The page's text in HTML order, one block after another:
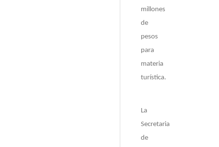
millones
de
pesos
para
materia
turística.
La
Secretaria
de